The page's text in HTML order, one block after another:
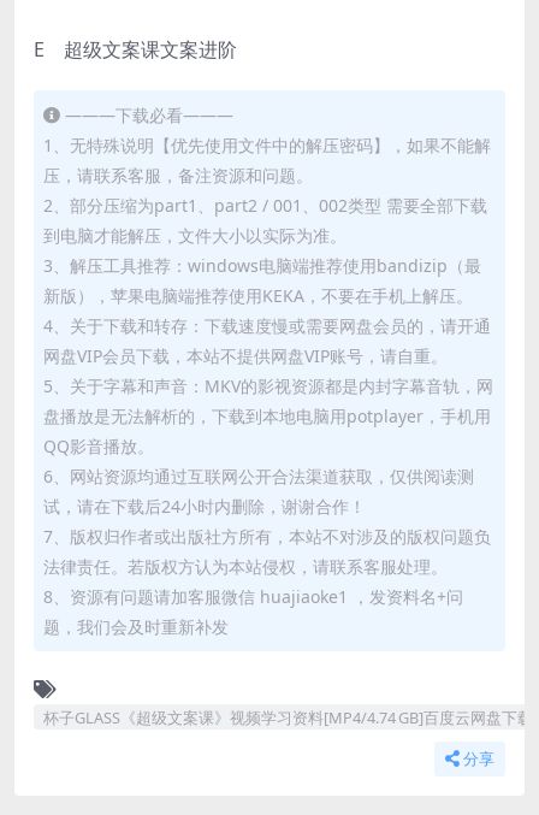
E 超级文案课文案进阶
———下载必看———
1、无特殊说明【优先使用文件中的解压密码】，如果不能解
压，请联系客服，备注资源和问题。
2、部分压缩为part1、part2 / 001、002类型 需要全部下载
到电脑才能解压，文件大小以实际为准。
3、解压工具推荐：windows电脑端推荐使用bandizip（最
新版），苹果电脑端推荐使用KEKA，不要在手机上解压。
4、关于下载和转存：下载速度慢或需要网盘会员的，请开通
网盘VIP会员下载，本站不提供网盘VIP账号，请自重。
5、关于字幕和声音：MKV的影视资源都是内封字幕音轨，网
盘播放是无法解析的，下载到本地电脑用potplayer，手机用
QQ影音播放。
6、网站资源均通过互联网公开合法渠道获取，仅供阅读测
试，请在下载后24小时内删除，谢谢合作！
7、版权归作者或出版社方所有，本站不对涉及的版权问题负
法律责任。若版权方认为本站侵权，请联系客服处理。
8、资源有问题请加客服微信 huajiaoke1 ，发资料名+问
题，我们会及时重新补发
杯子GLASS《超级文案课》视频学习资料[MP4/4.74 GB]百度云网盘下载
分享